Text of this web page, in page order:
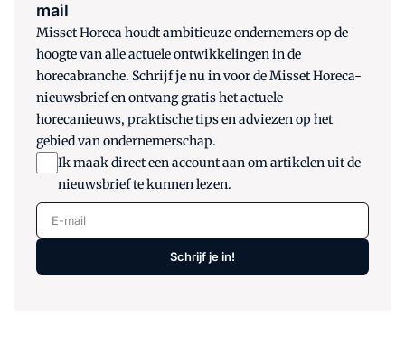
mail
Misset Horeca houdt ambitieuze ondernemers op de
hoogte van alle actuele ontwikkelingen in de
horecabranche. Schrijf je nu in voor de Misset Horeca-
nieuwsbrief en ontvang gratis het actuele
horecanieuws, praktische tips en adviezen op het
gebied van ondernemerschap.
Ik maak direct een account aan om artikelen uit de
nieuwsbrief te kunnen lezen.
E-mail
Schrijf je in!